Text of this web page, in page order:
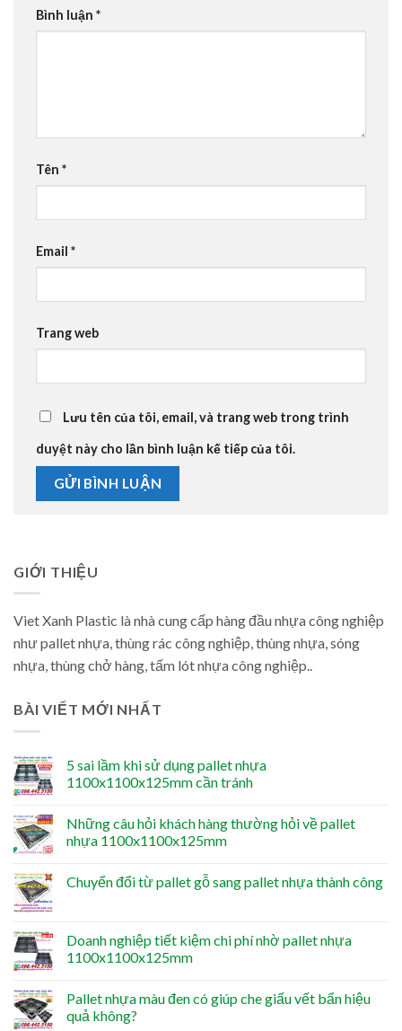
Bình luận *
Tên *
Email *
Trang web
Lưu tên của tôi, email, và trang web trong trình
duyệt này cho lần bình luận kế tiếp của tôi.
GIỚI THIỆU
Viet Xanh Plastic là nhà cung cấp hàng đầu nhựa công nghiệp
như pallet nhựa, thùng rác công nghiệp, thùng nhựa, sóng
nhựa, thùng chở hàng, tấm lót nhựa công nghiệp..
BÀI VIẾT MỚI NHẤT
5 sai lầm khi sử dụng pallet nhựa
1100x1100x125mm cần tránh
Những câu hỏi khách hàng thường hỏi về pallet
nhựa 1100x1100x125mm
Chuyển đổi từ pallet gỗ sang pallet nhựa thành công
Doanh nghiệp tiết kiệm chi phí nhờ pallet nhựa
1100x1100x125mm
Pallet nhựa màu đen có giúp che giấu vết bẩn hiệu
quả không?